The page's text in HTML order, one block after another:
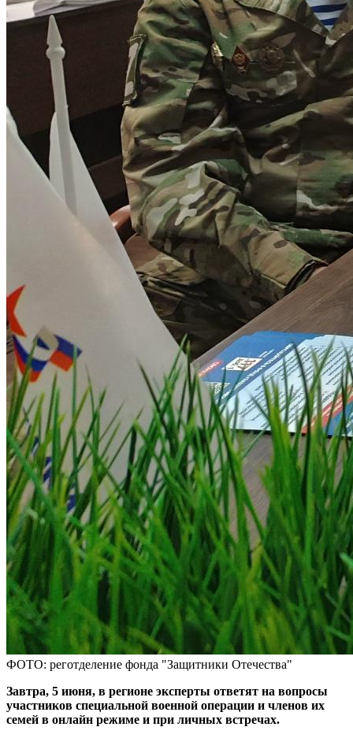
ФОТО: реготделение фонда "Защитники Отечества"
Завтра, 5 июня, в регионе эксперты ответят на вопросы
участников специальной военной операции и членов их
семей в онлайн режиме и при личных встречах.